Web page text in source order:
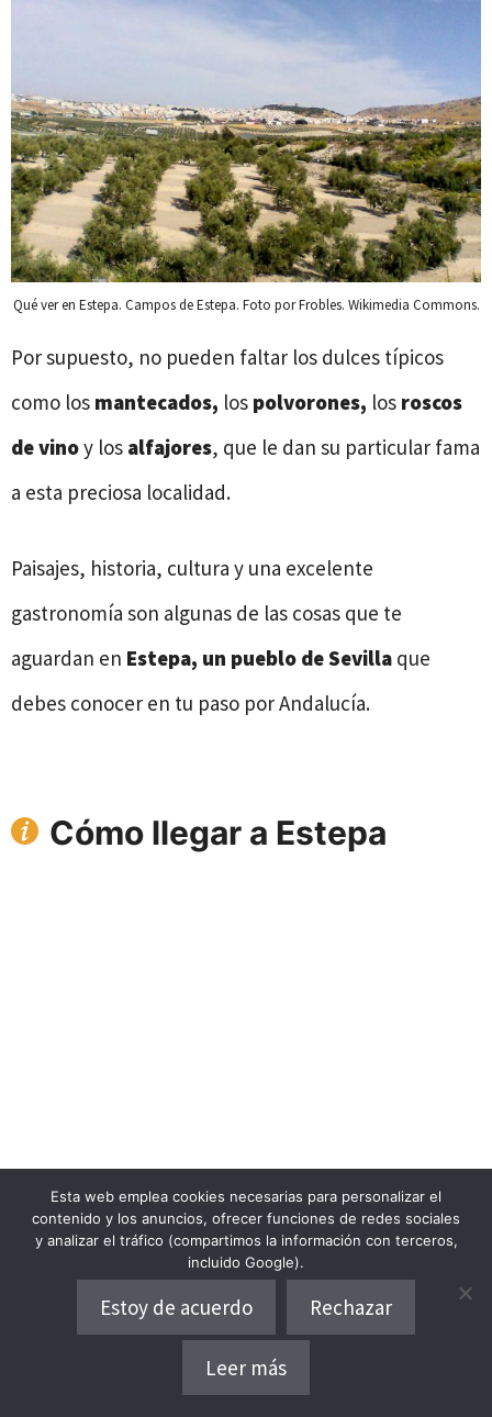
Qué ver en Estepa. Campos de Estepa. Foto por Frobles. Wikimedia Commons.
Por supuesto, no pueden faltar los dulces típicos
como los mantecados, los polvorones, los roscos
de vinoy los alfajores, que le dan su particular fama
a esta preciosa localidad.
Paisajes, historia, cultura y una excelente
gastronomía son algunas de las cosas que te
aguardan en Estepa, un pueblo de Sevilla que
debes conocer en tu paso por Andalucía.
Cómo llegar a Estepa
Esta web emplea cookies necesarias para personalizar el
contenido y los anuncios, ofrecer funciones de redes sociales
y analizar el tráfico (compartimos la información con terceros,
incluido Google).
Estoy de acuerdo Rechazar
Leer más